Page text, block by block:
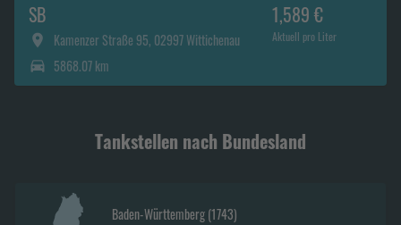
SB
Kamenzer Straße 95, 02997 Wittichenau
5868.07 km
1,589 €
Aktuell pro Liter
Tankstellen nach Bundesland
Baden-Württemberg(1743)